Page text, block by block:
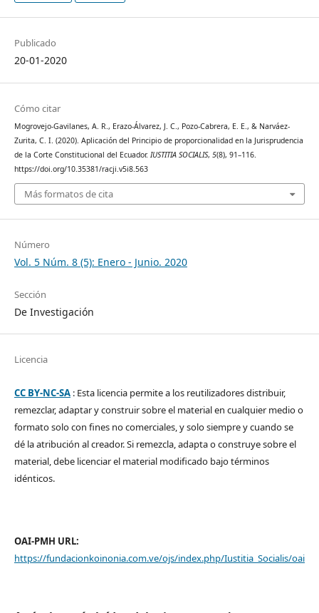
Publicado
20-01-2020
Cómo citar
Mogrovejo-Gavilanes, A. R., Erazo-Álvarez, J. C., Pozo-Cabrera, E. E., & Narváez-
Zurita, C. I. (2020). Aplicación del Principio de proporcionalidad en la Jurisprudencia
de la Corte Constitucional del Ecuador. IUSTITIA SOCIALIS, 5(8), 91–116.
https://doi.org/10.35381/racji.v5i8.563
Más formatos de cita
Número
Vol. 5 Núm. 8 (5): Enero - Junio. 2020
Sección
De Investigación
Licencia
CC BY-NC-SA: Esta licencia permite a los reutilizadores distribuir,
remezclar, adaptar y construir sobre el material en cualquier medio o
formato solo con fines no comerciales, y solo siempre y cuando se
dé la atribución al creador. Si remezcla, adapta o construye sobre el
material, debe licenciar el material modificado bajo términos
idénticos.
OAI-PMH URL:
https://fundacionkoinonia.com.ve/ojs/index.php/Iustitia_Socialis/oai